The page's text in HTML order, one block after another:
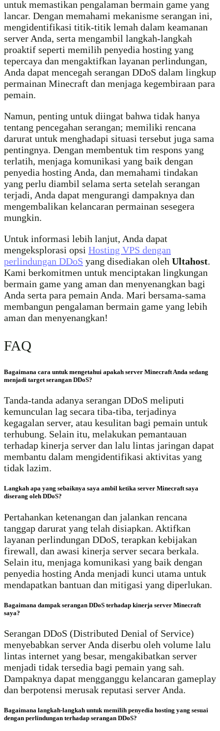
untuk memastikan pengalaman bermain game yang
lancar. Dengan memahami mekanisme serangan ini,
mengidentifikasi titik-titik lemah dalam keamanan
server Anda, serta mengambil langkah-langkah
proaktif seperti memilih penyedia hosting yang
tepercaya dan mengaktifkan layanan perlindungan,
Anda dapat mencegah serangan DDoS dalam lingkup
permainan Minecraft dan menjaga kegembiraan para
pemain.
Namun, penting untuk diingat bahwa tidak hanya
tentang pencegahan serangan; memiliki rencana
darurat untuk menghadapi situasi tersebut juga sama
pentingnya. Dengan membentuk tim respons yang
terlatih, menjaga komunikasi yang baik dengan
penyedia hosting Anda, dan memahami tindakan
yang perlu diambil selama serta setelah serangan
terjadi, Anda dapat mengurangi dampaknya dan
mengembalikan kelancaran permainan sesegera
mungkin.
Untuk informasi lebih lanjut, Anda dapat
mengeksplorasi opsi Hosting VPS dengan
perlindungan DDoS yang disediakan oleh Ultahost.
Kami berkomitmen untuk menciptakan lingkungan
bermain game yang aman dan menyenangkan bagi
Anda serta para pemain Anda. Mari bersama-sama
membangun pengalaman bermain game yang lebih
aman dan menyenangkan!
FAQ
Bagaimana cara untuk mengetahui apakah server Minecraft Anda sedang
menjadi target serangan DDoS?
Tanda-tanda adanya serangan DDoS meliputi
kemunculan lag secara tiba-tiba, terjadinya
kegagalan server, atau kesulitan bagi pemain untuk
terhubung. Selain itu, melakukan pemantauan
terhadap kinerja server dan lalu lintas jaringan dapat
membantu dalam mengidentifikasi aktivitas yang
tidak lazim.
Langkah apa yang sebaiknya saya ambil ketika server Minecraft saya
diserang oleh DDoS?
Pertahankan ketenangan dan jalankan rencana
tanggap darurat yang telah disiapkan. Aktifkan
layanan perlindungan DDoS, terapkan kebijakan
firewall, dan awasi kinerja server secara berkala.
Selain itu, menjaga komunikasi yang baik dengan
penyedia hosting Anda menjadi kunci utama untuk
mendapatkan bantuan dan mitigasi yang diperlukan.
Bagaimana dampak serangan DDoS terhadap kinerja server Minecraft
saya?
Serangan DDoS (Distributed Denial of Service)
menyebabkan server Anda diserbu oleh volume lalu
lintas internet yang besar, mengakibatkan server
menjadi tidak tersedia bagi pemain yang sah.
Dampaknya dapat mengganggu kelancaran gameplay
dan berpotensi merusak reputasi server Anda.
Bagaimana langkah-langkah untuk memilih penyedia hosting yang sesuai
dengan perlindungan terhadap serangan DDoS?